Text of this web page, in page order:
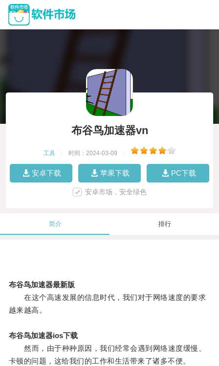
布谷鸟加速器vn
工具 时间：2024-03-09
安卓下载 苹果下载 PC下载
安卓市场，安全绿色
简介 排行
布谷鸟加速器最新版
在这个高速发展的信息时代，我们对于网络速度的要求
越来越高。
布谷鸟加速器ios下载
然而，由于种种原因，我们经常会遇到网络速度缓慢、
卡顿的问题，这给我们的工作和生活带来了诸多不便。